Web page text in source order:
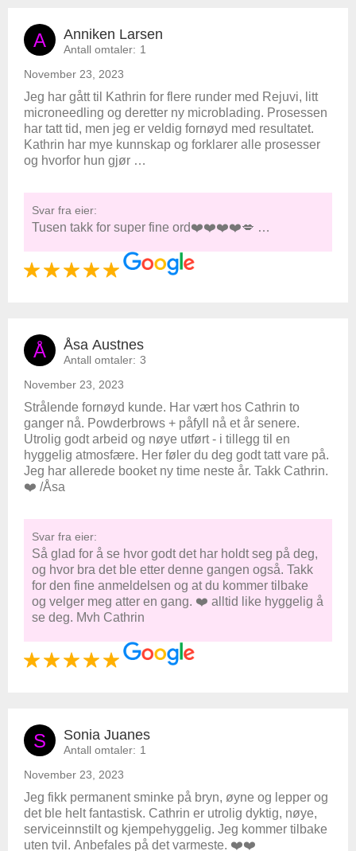
A Anniken Larsen
Antall omtaler: 1
November 23, 2023
Jeg har gått til Kathrin for flere runder med Rejuvi, litt
microneedling og deretter ny microblading. Prosessen
har tatt tid, men jeg er veldig fornøyd med resultatet.
Kathrin har mye kunnskap og forklarer alle prosesser
og hvorfor hun gjør …
Svar fra eier:
Tusen takk for super fine ord❤️❤️❤️❤️💋 …
Å Åsa Austnes
Antall omtaler: 3
November 23, 2023
Strålende fornøyd kunde. Har vært hos Cathrin to
ganger nå. Powderbrows + påfyll nå et år senere.
Utrolig godt arbeid og nøye utført - i tillegg til en
hyggelig atmosfære. Her føler du deg godt tatt vare på.
Jeg har allerede booket ny time neste år. Takk Cathrin.
❤️ /Åsa
Svar fra eier:
Så glad for å se hvor godt det har holdt seg på deg,
og hvor bra det ble etter denne gangen også. Takk
for den fine anmeldelsen og at du kommer tilbake
og velger meg atter en gang. ❤️ alltid like hyggelig å
se deg. Mvh Cathrin
S Sonia Juanes
Antall omtaler: 1
November 23, 2023
Jeg fikk permanent sminke på bryn, øyne og lepper og
det ble helt fantastisk. Cathrin er utrolig dyktig, nøye,
serviceinnstilt og kjempehyggelig. Jeg kommer tilbake
uten tvil. Anbefales på det varmeste. ❤️❤️